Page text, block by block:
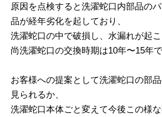
原因を点検すると洗濯蛇口内部品の
品が経年劣化を起しており、
洗濯蛇口の中で破損し、水漏れが起こ
尚洗濯蛇口の交換時期は10年〜15年で
お客様への提案として洗濯蛇口の部
見られるか、
洗濯蛇口本体ごと変えて今後この様